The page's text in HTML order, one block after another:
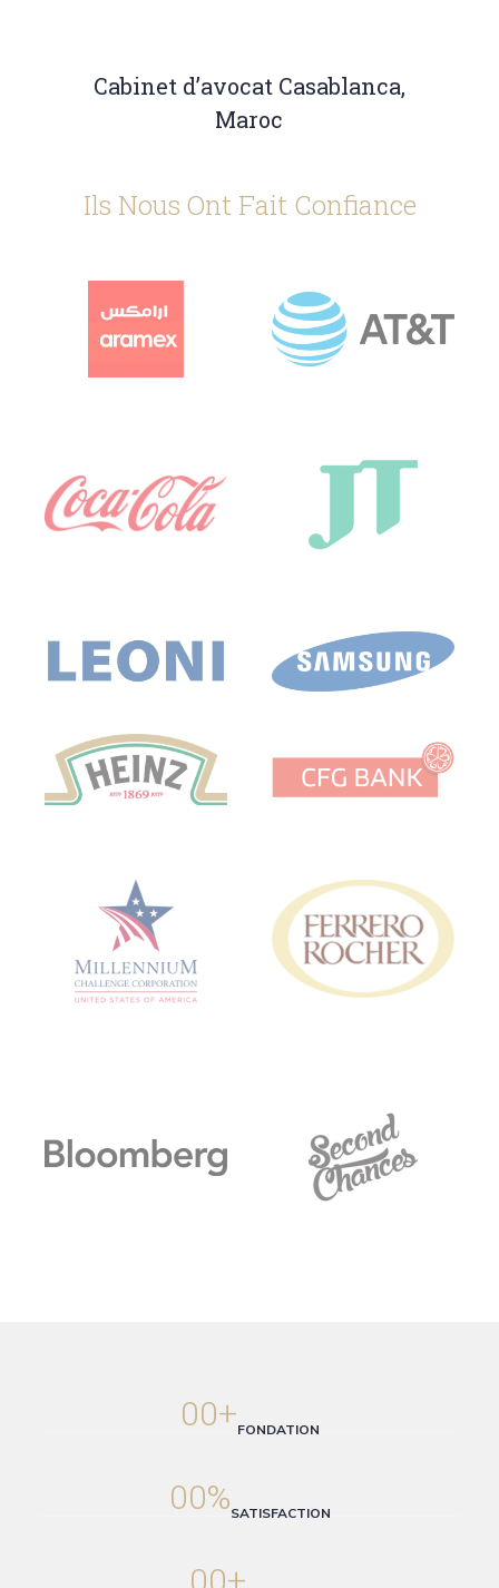
Cabinet d’avocat Casablanca,
Maroc
Ils Nous Ont Fait Confiance
00+FONDATION
00%SATISFACTION